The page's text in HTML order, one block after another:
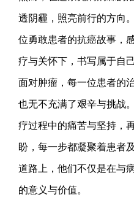
透阴霾，照亮前行的方向
位勇敢患者的抗癌故事，
疗与关怀下，书写属于自
面对肿瘤，每一位患者的
也无不充满了艰辛与挑战
疗过程中的痛苦与坚持，
盼，每一步都凝聚着患者
道路上，他们不仅是在与
的意义与价值。